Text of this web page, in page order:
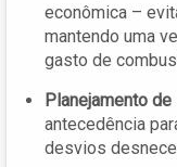
econômica –
mantendo uma
gasto de
Planejamento de
antecedência
desvios